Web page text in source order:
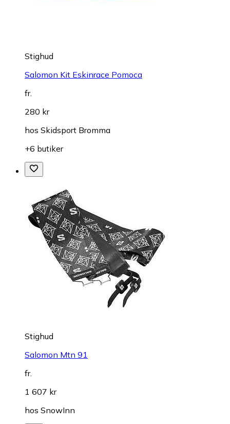
Stighud
Salomon Kit Eskinrace Pomoca
fr.
280 kr
hos Skidsport Bromma
+6 butiker
Stighud
Salomon Mtn 91
fr.
1 607 kr
hos SnowInn